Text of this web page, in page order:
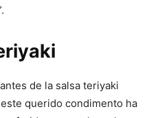
de la salsa teriyaki
querido condimento ha